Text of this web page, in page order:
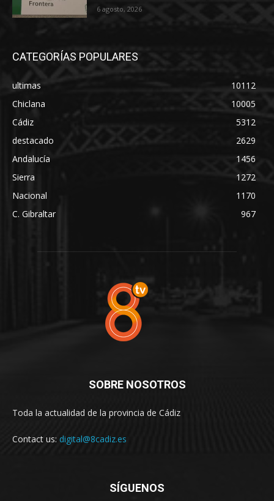
6 agosto, 2026
CATEGORÍAS POPULARES
ultimas
10112
Chiclana
10005
Cádiz
5312
destacado
2629
Andalucía
1456
Sierra
1272
Nacional
1170
C. Gibraltar
967
SOBRE NOSOTROS
Toda la actualidad de la provincia de Cádiz
Contact us: digital@8cadiz.es
SÍGUENOS